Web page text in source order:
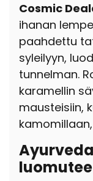
Cosmic
ihanan
paahdettu
syleilyyn,
tunnelman.
karamellin
mausteisiin,
luomutee